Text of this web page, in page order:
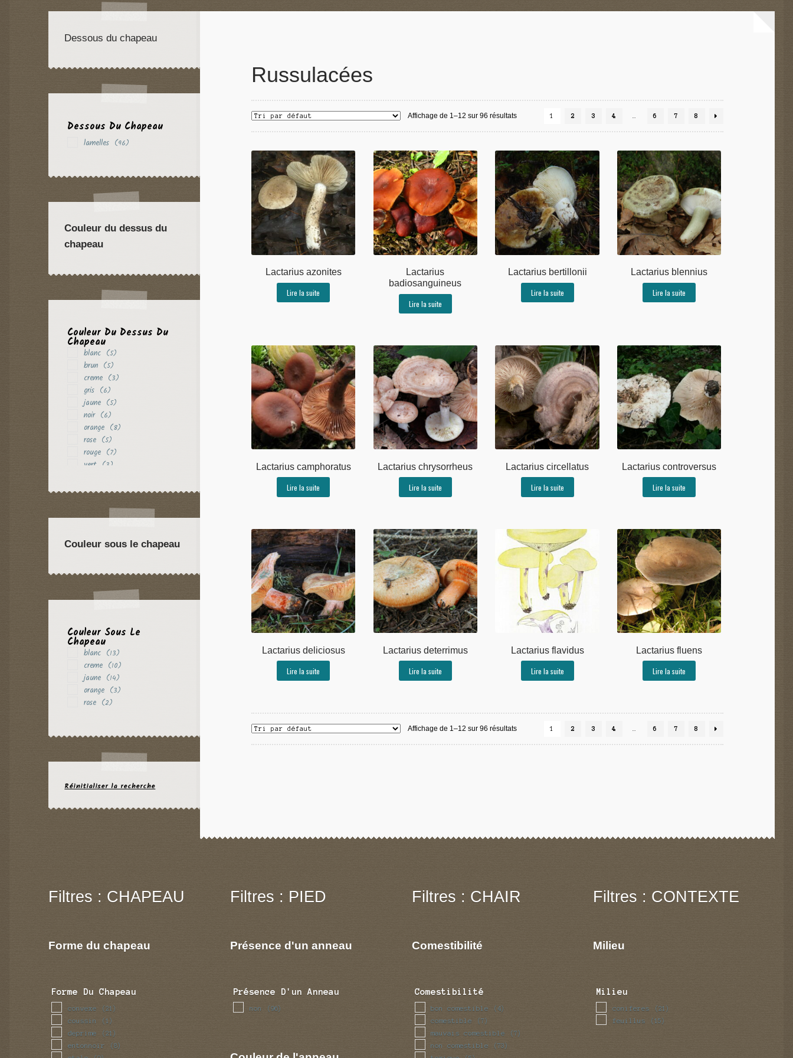
Russulacées
Affichage de 1–12 sur 96 résultats 1 2 3 4 6 7 8
Lactarius azonites
Lire la suite
Lactarius
badiosanguineus
Lire la suite
Lactarius bertillonii
Lire la suite
Lactarius blennius
Lire la suite
Lactarius camphoratus
Lire la suite
Lactarius chrysorrheus
Lire la suite
Lactarius circellatus
Lire la suite
Lactarius controversus
Lire la suite
Lactarius deliciosus
Lire la suite
Lactarius deterrimus
Lire la suite
Lactarius flavidus
Lire la suite
Lactarius fluens
Lire la suite
Affichage de 1–12 sur 96 résultats 1 2 3 4 6 7 8
Dessous du chapeau
Dessous Du Chapeau
lamelles (96)
Couleur du dessus du
chapeau
Couleur Du Dessus Du
Chapeau
blanc (5)
brun (5)
creme (3)
gris (6)
jaune (5)
noir (6)
orange (8)
rose (5)
rouge (7)
vert (3)
Couleur sous le chapeau
Couleur Sous Le
Chapeau
blanc (13)
creme (10)
jaune (14)
orange (3)
rose (2)
Réinitialiser la recherche
Filtres : CHAPEAU
Forme du chapeau
Forme Du Chapeau
convexe (21)
coussin (1)
deprime (21)
entonnoir (8)
Filtres : PIED
Présence d'un anneau
Présence D'un Anneau
non (96)
Filtres : CHAIR
Comestibilité
Comestibilité
bon comestible (4)
comestible (7)
mauvais comestible (7)
non comestible (73)
Filtres : CONTEXTE
Milieu
Milieu
coniferes (21)
feuillus (15)